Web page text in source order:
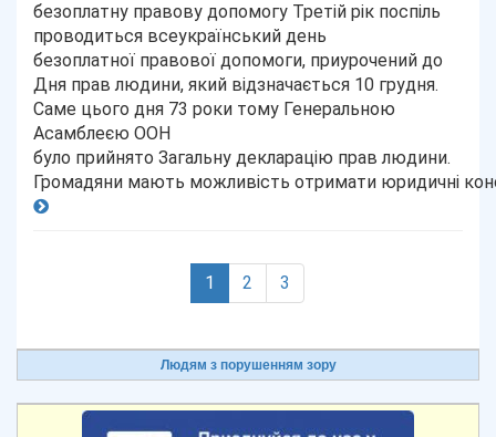
безоплатну правову допомогу Третій рік поспіль
проводиться всеукраїнський день
безоплатної правової допомоги, приурочений до
Дня прав людини, який відзначається 10 грудня.
Саме цього дня 73 роки тому Генеральною
Асамблеєю ООН
було прийнято Загальну декларацію прав людини.
Громадяни мають можливість отримати юридичні
1 (current)
2 3
Людям з порушенням зору